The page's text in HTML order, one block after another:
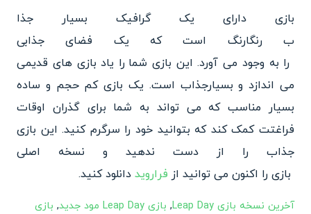
بازی دارای یک گرافیک بسیار جذا
ب رنگارنگ است که یک فضای جذابی
را به وجود می آورد. این بازی شما را یاد بازی های قدیمی
می اندازد و بسیارجذاب است. یک بازی کم حجم و ساده
بسیار مناسب که می تواند به شما برای گذران اوقات
فراغتت کمک کند که بتوانید خود را سرگرم کنید. این بازی
جذاب را از دست ندهید و نسخه اصلی
بازی را اکنون می توانید از فر اروید دانلود کنید.
آخرین نسخه بازی Leap Day , بازی Leap Day مود جدید , بازی